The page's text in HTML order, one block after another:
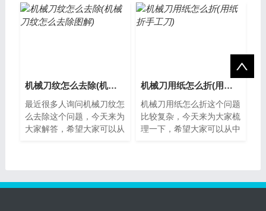
刀用纸折纸...
少的一种工具...
机械刀纹怎么去除(机械刀纹怎么去除图解)
最近很多人询问机械刀纹怎
么去除这个问题，今天来为
大家解答，希望大家可以从
机械刀用纸怎么折(用纸折手工刀)
机械刀用纸怎么折这个问题
比较复杂，今天来为大家梳
理一下，希望大家可以从中